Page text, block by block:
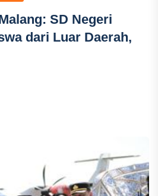
SD Negeri
dari Luar Daerah,